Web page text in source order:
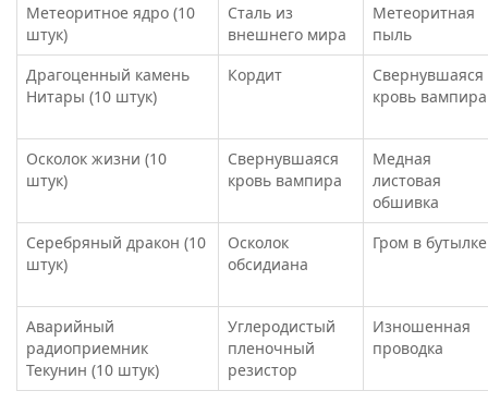
Метеоритное ядро (10
штук)
Сталь из
внешнего мира
Метеоритная
пыль
Драгоценный камень
Нитары (10 штук)
Кордит
Свернувшаяся
кровь вампира
Осколок жизни (10
штук)
Свернувшаяся
кровь вампира
Медная
листовая
обшивка
Серебряный дракон (10
штук)
Осколок
обсидиана
Гром в бутылке
Аварийный
радиоприемник
Текунин (10 штук)
Углеродистый
пленочный
резистор
Изношенная
проводка